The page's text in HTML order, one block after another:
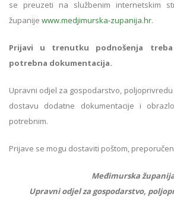
se preuzeti na službenim internetskim
županije www.medjimurska-zupanija.hr.
Prijavi u trenutku podnošenja
potrebna dokumentacija.
Upravni odjel za gospodarstvo,
dostavu dodatne dokumentacije i
potrebnim.
Prijave se mogu dostaviti poštom,
Međimurska
Upravni odjel za gospodarstvo,